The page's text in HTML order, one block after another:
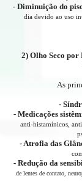
- Diminuição do
dia devido ao uso
2) Olho Seco por
As
-
- Medicações
anti-histamínicos,
- Atrofia das
- Redução da
de lentes de contato,